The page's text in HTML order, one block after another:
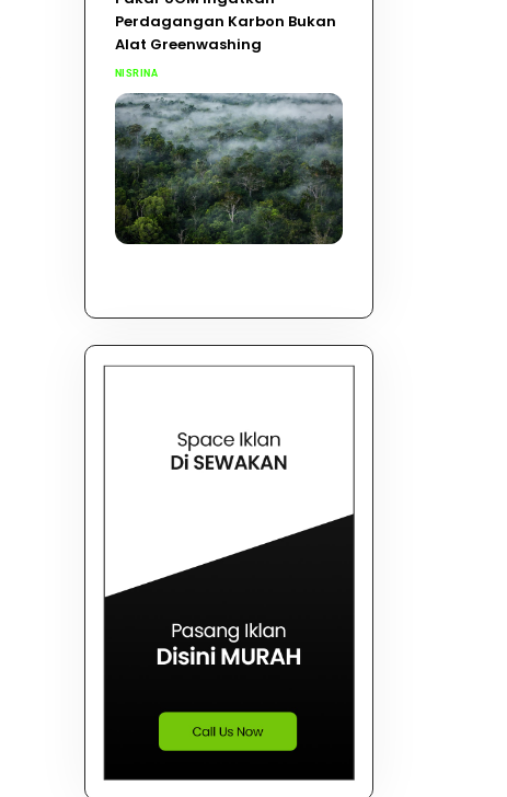
Perdagangan Karbon Bukan
Alat Greenwashing
NISRINA